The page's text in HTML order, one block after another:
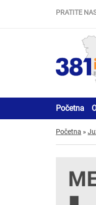
PRATITE
Početna
Početna »